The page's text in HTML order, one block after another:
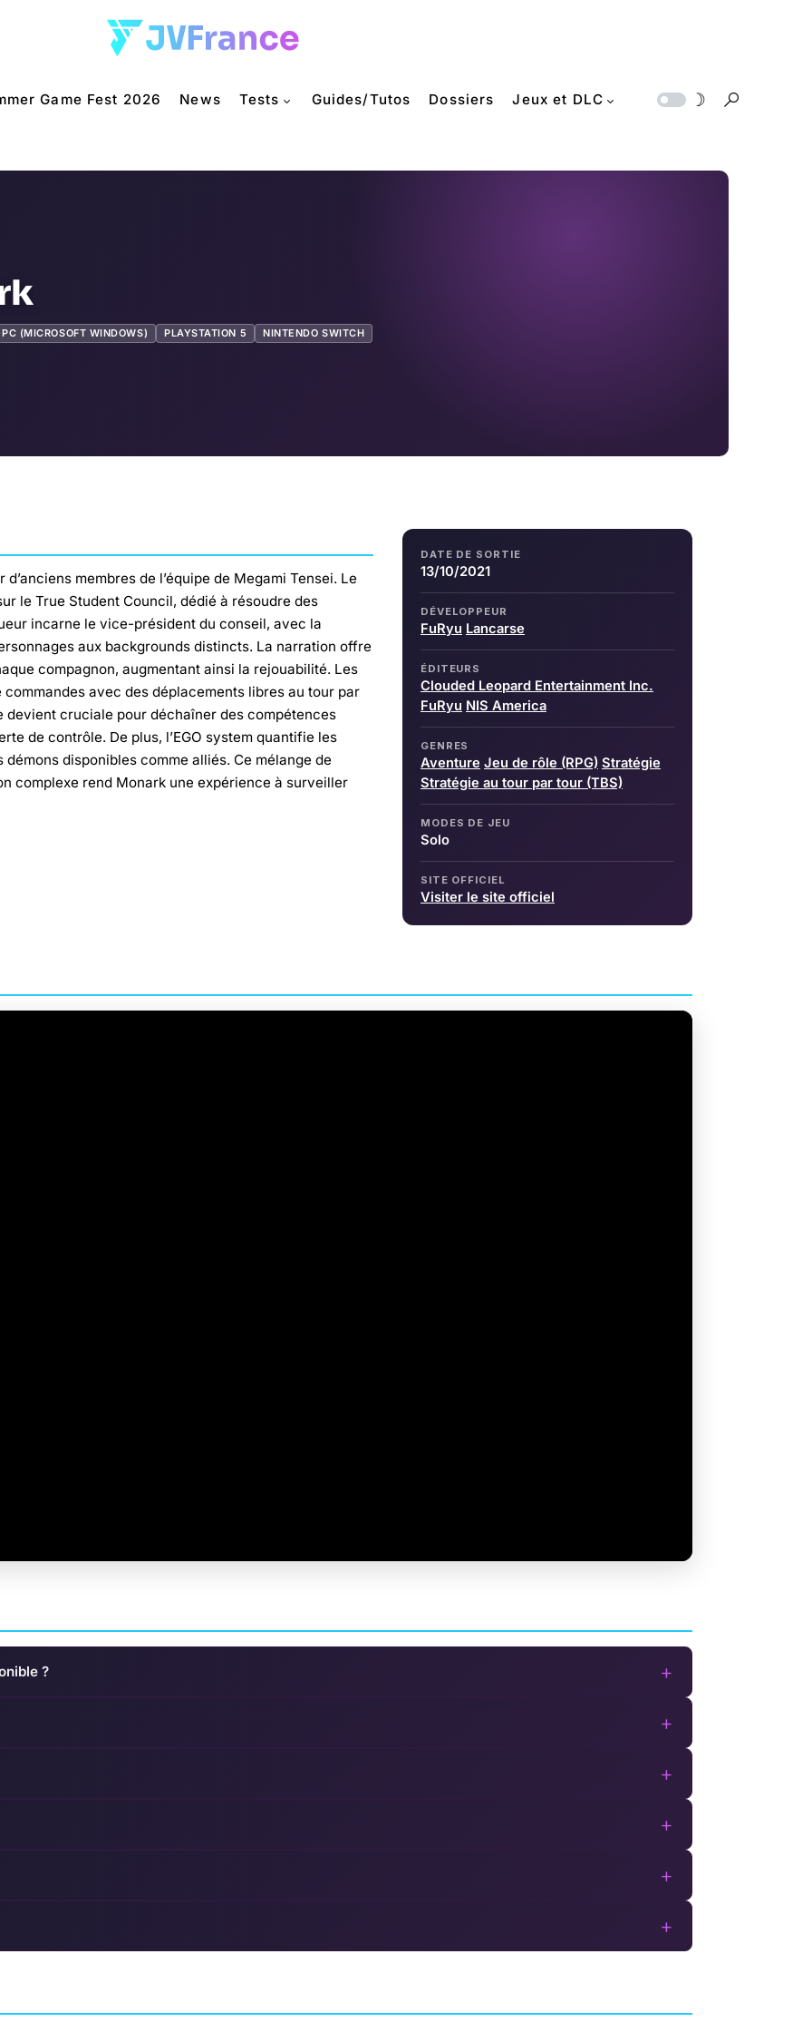
Game Fest 2026 News Tests Guides/Tutos Dossiers Jeux et DLC
PC (MICROSOFT WINDOWS) PLAYSTATION 5 NINTENDO SWITCH
membres de l’équipe de Megami Tensei. Le
le True Student Council, dédié à résoudre des
incarne le vice-président du conseil, avec la
aux backgrounds distincts. La narration offre
compagnon, augmentant ainsi la rejouabilité. Les
commandes avec des déplacements libres au tour par
cruciale pour déchaîner des compétences
de contrôle. De plus, l’EGO system quantifie les
disponibles comme alliés. Ce mélange de
complexe rend Monark une expérience à surveiller
DATE DE SORTIE
13/10/2021
DÉVELOPPEUR
FuRyu Lancarse
ÉDITEURS
Clouded Leopard Entertainment Inc.
FuRyu NIS America
GENRES
Aventure Jeu de rôle (RPG) Stratégie
Stratégie au tour par tour (TBS)
MODES DE JEU
Solo
SITE OFFICIEL
Visiter le site officiel
? +
+
+
+
+
+